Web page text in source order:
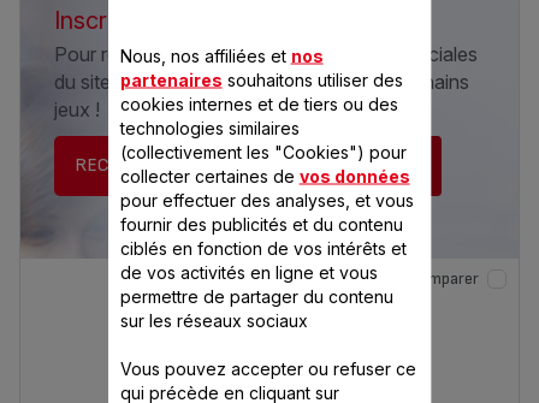
Inscrivez-vous à la newsletter Seb
Pour recevoir les informations et offres spéciales
du site Seb.fr et être tenu informé des prochains
jeux !
RECEVEZ LA NEWSLETTER
Comparer
Nous, nos affiliées et nos
partenaires souhaitons utiliser des
cookies internes et de tiers ou des
technologies similaires
(collectivement les "Cookies") pour
collecter certaines de vos données
pour effectuer des analyses, et vous
fournir des publicités et du contenu
ciblés en fonction de vos intérêts et
de vos activités en ligne et vous
permettre de partager du contenu
sur les réseaux sociaux
Vous pouvez accepter ou refuser ce
qui précède en cliquant sur